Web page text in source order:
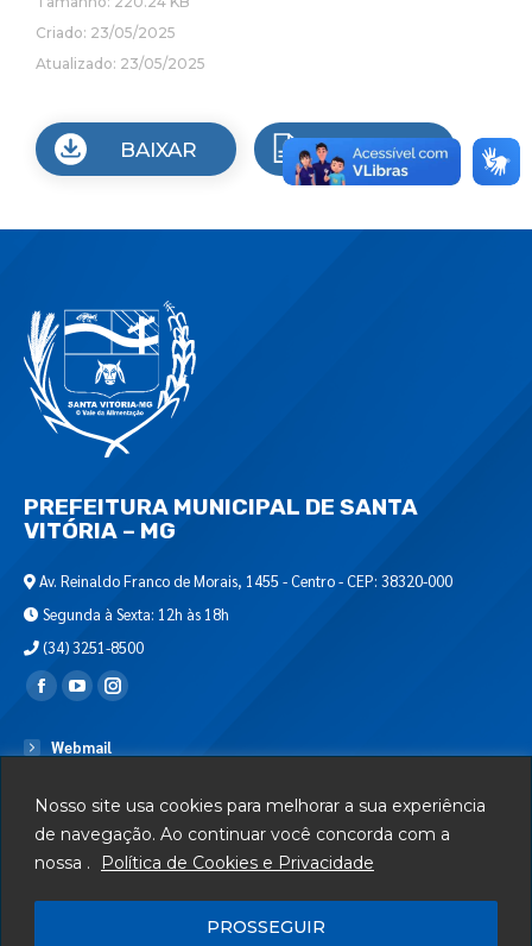
Nosso site usa cookies para melhorar a sua experiência
de navegação. Ao continuar você concorda com a
nossa .
Política de Cookies e Privacidade
PROSSEGUIR
Criado: 23/05/2025
Atualizado: 23/05/2025
BAIXAR VISUALIZAR
PREFEITURA MUNICIPAL DE SANTA
VITÓRIA – MG
Av. Reinaldo Franco de Morais, 1455 - Centro - CEP: 38320-000
Segunda à Sexta: 12h às 18h
(34) 3251-8500
Encontre-nos em:
Webmail
Serviços
Telefones Úteis